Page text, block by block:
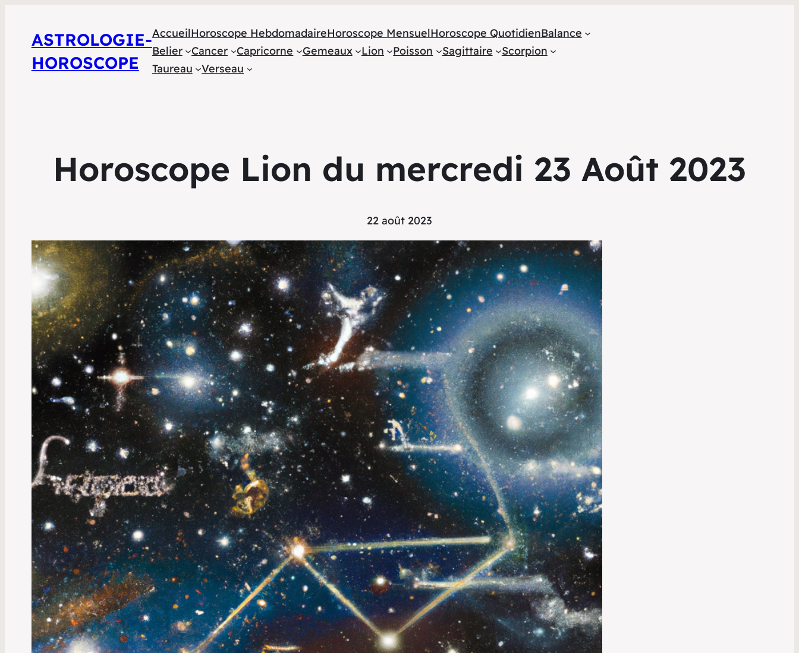
ASTROLOGIE-
HOROSCOPE
AccueilHoroscope HebdomadaireHoroscope MensuelHoroscope QuotidienBalance
Belier
Cancer Capricorne Gemeaux Lion Poisson Sagittaire
Scorpion
Taureau
Verseau
Horoscope Lion du mercredi 23 Août 2023
22 août 2023